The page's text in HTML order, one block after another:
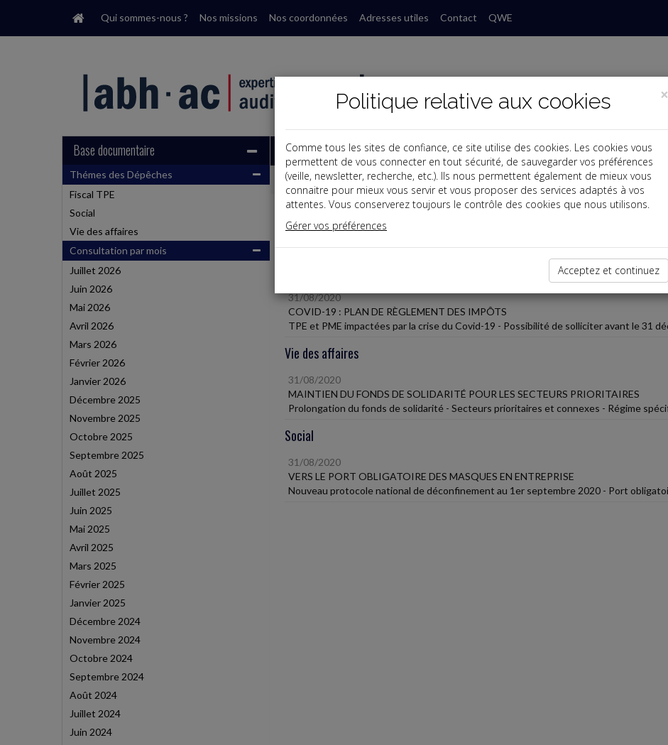
Qui sommes-nous ? Nos missions Nos coordonnées Adresses utiles Contact QWE
Base documentaire
Thémes des Dépêches
Fiscal TPE
Social
Vie des affaires
Consultation par mois
Juillet 2026
Juin 2026
Mai 2026
Avril 2026
Mars 2026
Février 2026
Janvier 2026
Décembre 2025
Novembre 2025
Octobre 2025
Septembre 2025
Août 2025
Juillet 2025
Juin 2025
Mai 2025
Avril 2025
Mars 2025
Février 2025
Janvier 2025
Décembre 2024
Novembre 2024
Octobre 2024
Septembre 2024
Août 2024
Juillet 2024
Juin 2024
Dépêches
Liste des dernières dépêches
31/08/2020
COVID-19 : PLAN DE RÈGLEMENT DES IMPÔTS
TPE et PME impactées par la crise du Covid-19 - Possibilité de solliciter avant le 31
Vie des affaires
31/08/2020
MAINTIEN DU FONDS DE SOLIDARITÉ POUR LES SECTEURS PRIORITAIRES
Prolongation du fonds de solidarité - Secteurs prioritaires et connexes - Régime
Social
31/08/2020
VERS LE PORT OBLIGATOIRE DES MASQUES EN ENTREPRISE
Nouveau protocole national de déconfinement au 1er septembre 2020 - Port
×
Politique relative aux cookies
Comme tous les sites de confiance, ce site utilise des cookies. Les cookies vous
permettent de vous connecter en tout sécurité, de sauvegarder vos préférences
(veille, newsletter, recherche, etc.). Ils nous permettent également de mieux vous
connaitre pour mieux vous servir et vous proposer des services adaptés à vos
attentes. Vous conserverez toujours le contrôle des cookies que nous utilisons.
Gérer vos préférences
Acceptez et continuez